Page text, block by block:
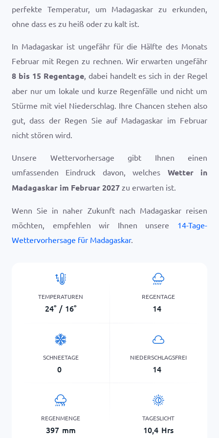
perfekte Temperatur, um Madagaskar zu erkunden,
ohne dass es zu heiß oder zu kalt ist.
In Madagaskar ist ungefähr für die Hälfte des Monats
Februar mit Regen zu rechnen. Wir erwarten ungefähr
8 bis 15 Regentage, dabei handelt es sich in der Regel
aber nur um lokale und kurze Regenfälle und nicht um
Stürme mit viel Niederschlag. Ihre Chancen stehen also
gut, dass der Regen Sie auf Madagaskar im Februar
nicht stören wird.
Unsere Wettervorhersage gibt Ihnen einen
umfassenden Eindruck davon, welches Wetter in
Madagaskar im Februar 2027 zu erwarten ist.
Wenn Sie in naher Zukunft nach Madagaskar reisen
möchten, empfehlen wir Ihnen unsere 14-Tage-
Wettervorhersage für Madagaskar.
TEMPERATUREN
24° / 16°
REGENTAGE
14
SCHNEETAGE
0
NIEDERSCHLAGSFREI
14
REGENMENGE
397 mm
TAGESLICHT
10,4 Hrs